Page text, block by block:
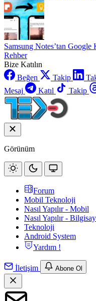
Samsung Notes’tan Google
Rehber
Bize Katılın
Beğen
Takip
Mesaj
Katıl Takip
Görünüm
Forum
Mobil Teknoloji
Nasıl Yapılır - Mobil
Nasıl Yapılır -
Teknoloji
Android System
Yardım !
İletişim Abone Ol